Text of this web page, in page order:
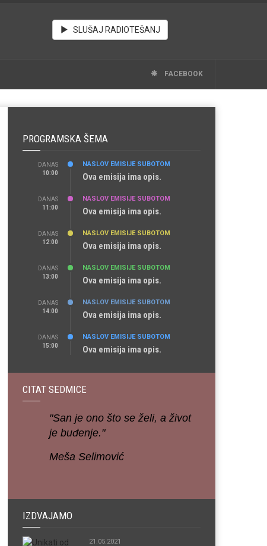
SLUŠAJ RADIOTEŠANJ
FACEBOOK
PROGRAMSKA ŠEMA
DANAS
10:00
NASLOV EMISIJE SUBOTOM
Ova emisija ima opis.
DANAS
11:00
NASLOV EMISIJE SUBOTOM
Ova emisija ima opis.
DANAS
12:00
NASLOV EMISIJE SUBOTOM
Ova emisija ima opis.
DANAS
13:00
NASLOV EMISIJE SUBOTOM
Ova emisija ima opis.
DANAS
14:00
NASLOV EMISIJE SUBOTOM
Ova emisija ima opis.
DANAS
15:00
NASLOV EMISIJE SUBOTOM
Ova emisija ima opis.
CITAT SEDMICE
"San je ono što se želi, a život
je buđenje."
Meša Selimović
IZDVAJAMO
21.05.2021